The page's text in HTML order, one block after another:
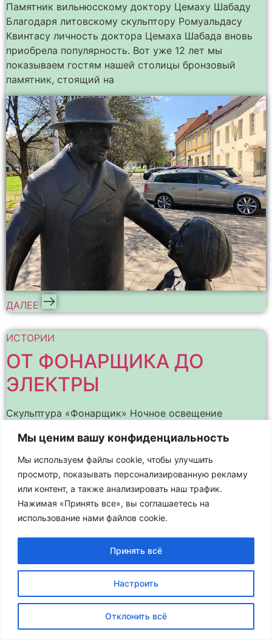
Мы ценим вашу конфиденциальность
Мы используем файлы cookie, чтобы улучшить
просмотр, показывать персонализированную рекламу
или контент, а также анализировать наш трафик.
Нажимая «Принять все», вы соглашаетесь на
использование нами файлов cookie.
Настроить
Отклонить всё
Принять всё
Памятник вильнюсскому доктору Цемаху Шабаду
Благодаря литовскому скульптору Ромуальдасу
Квинтасу личность доктора Цемаха Шабада вновь
приобрела популярность. Вот уже 12 лет мы
показываем гостям нашей столицы бронзовый
памятник, стоящий на
ДАЛЕЕ
ИСТОРИИ
ОТ ФОНАРЩИКА ДО
ЭЛЕКТРЫ
Скульптура «Фонарщик» Ночное освещение
их наиболее интересные детали, выделяет в
пространстве и позволяет лучше различить весь
силуэт здания на фоне ночного неба. Это – целое